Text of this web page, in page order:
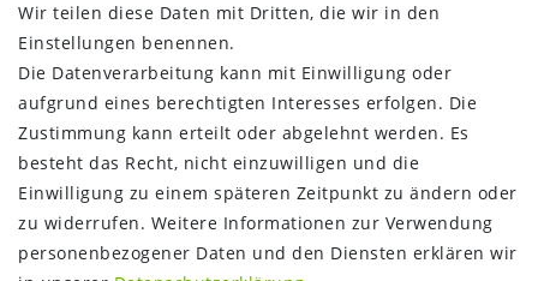
Zahlungsinformationen
Versandinformationen
Über uns
Gutschein
NEWS
Google Maps
Kundenbewertungen
Wir teilen diese Daten mit Dritten, die wir in den
Einstellungen benennen.
Die Datenverarbeitung kann mit Einwilligung oder
aufgrund eines berechtigten Interesses erfolgen. Die
Zustimmung kann erteilt oder abgelehnt werden. Es
besteht das Recht, nicht einzuwilligen und die
Einwilligung zu einem späteren Zeitpunkt zu ändern oder
zu widerrufen. Weitere Informationen zur Verwendung
personenbezogener Daten und den Diensten erklären wir